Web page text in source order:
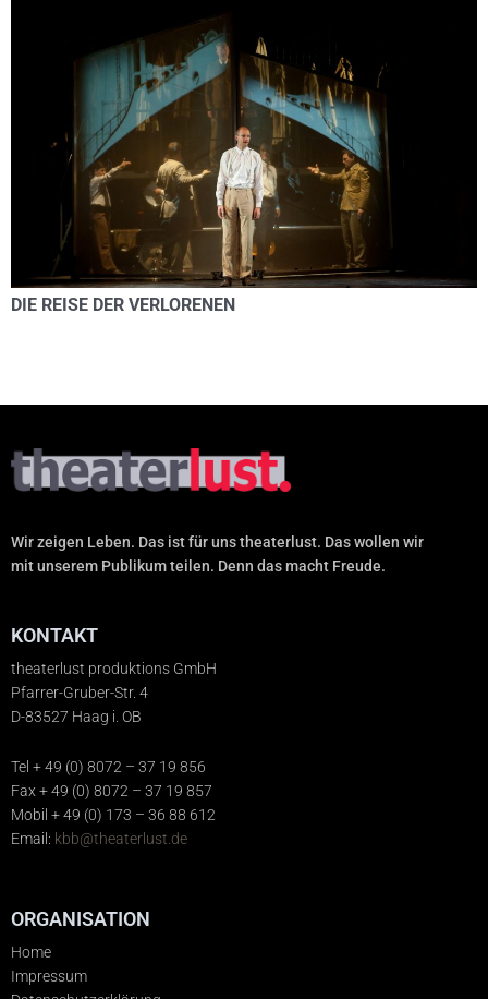
DIE REISE DER VERLORENEN
Wir zeigen Leben. Das ist für uns theaterlust. Das wollen wir
mit unserem Publikum teilen. Denn das macht Freude.
KONTAKT
theaterlust produktions GmbH
Pfarrer-Gruber-Str. 4
D-83527 Haag i. OB
Tel + 49 (0) 8072 – 37 19 856
Fax + 49 (0) 8072 – 37 19 857
Mobil + 49 (0) 173 – 36 88 612
Email: kbb@theaterlust.de
ORGANISATION
Home
Impressum